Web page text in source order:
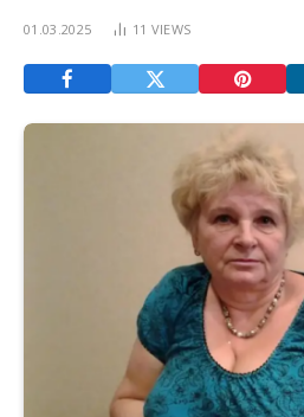
01.03.2025 11 VIEWS